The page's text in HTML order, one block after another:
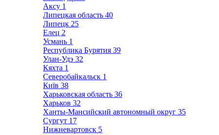
Аксу 1
Липецкая область 40
Липецк 25
Елец 2
Усмань 1
Республика Бурятия 39
Улан-Удэ 32
Кяхта 1
Северобайкальск 1
Київ 38
Харьковская область 36
Харьков 32
Ханты-Мансийский автономный округ 35
Сургут 17
Нижневартовск 5